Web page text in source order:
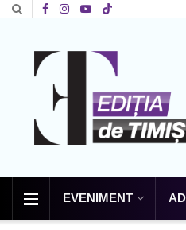
EVENIMENT